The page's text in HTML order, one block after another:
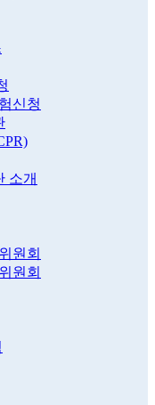
신청
소개
원회
원회